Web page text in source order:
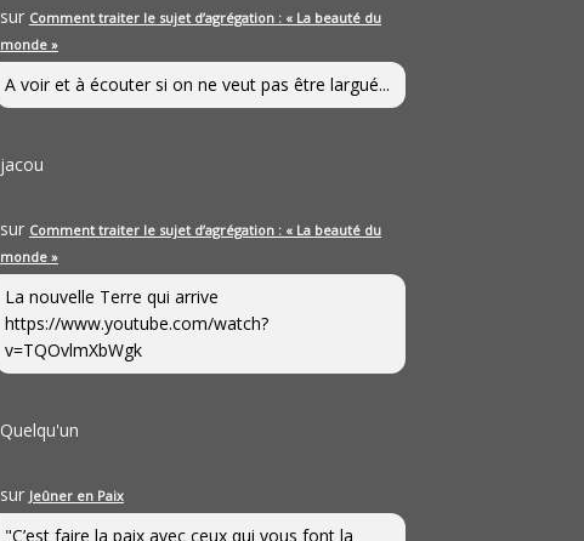
sur Comment traiter le sujet d’agrégation : « La beauté du
monde »
A voir et à écouter si on ne veut pas être largué...
jacou
sur Comment traiter le sujet d’agrégation : « La beauté du
monde »
La nouvelle Terre qui arrive
https://www.youtube.com/watch?
v=TQOvlmXbWgk
Quelqu'un
sur Jeûner en Paix
"C’est faire la paix avec ceux qui vous font la